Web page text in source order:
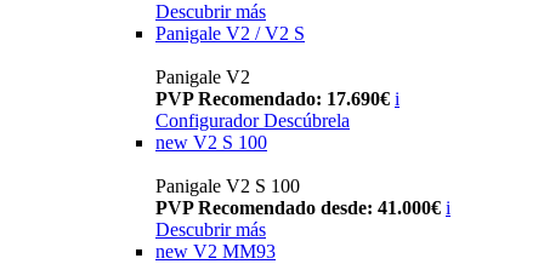
Descubrir más
Panigale V2 / V2 S
Panigale V2
PVP Recomendado: 17.690€ i
Configurador Descúbrela
new V2 S 100
Panigale V2 S 100
PVP Recomendado desde: 41.000€ i
Descubrir más
new V2 MM93